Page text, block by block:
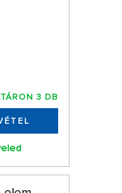
3 DB